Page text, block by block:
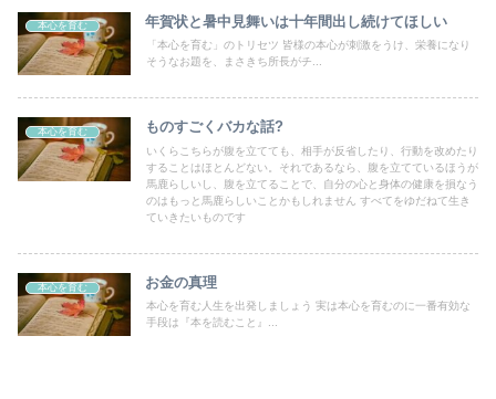
本心を育む 年賀状と暑中見舞いは十年間出し続けてほしい
「本心を育む」のトリセツ 皆様の本心が刺激をうけ、栄養になり
そうなお題を、まさきち所長がチ...
本心を育む ものすごくバカな話?
いくらこちらが腹を立てても、相手が反省したり、行動を改めたり
することはほとんどない。それであるなら、腹を立てているほうが
馬鹿らしいし、腹を立てることで、自分の心と身体の健康を損なう
のはもっと馬鹿らしいことかもしれません すべてをゆだねて生き
ていきたいものです
本心を育む お金の真理
本心を育む人生を出発しましょう 実は本心を育むのに一番有効な
手段は『本を読むこと』...